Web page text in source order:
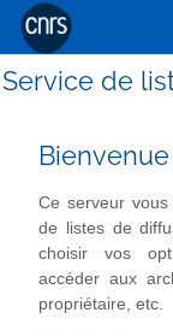
Service de
Bienvenue
Ce serveur
de listes de
choisir vos
accéder aux
propriétaire, etc.